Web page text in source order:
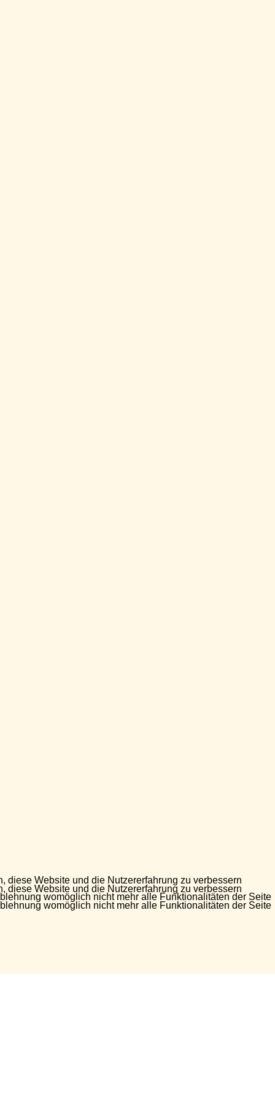
diese Website und die Nutzererfahrung zu verbessern
womöglich nicht mehr alle Funktionalitäten der Seite
diese Website und die Nutzererfahrung zu verbessern
womöglich nicht mehr alle Funktionalitäten der Seite